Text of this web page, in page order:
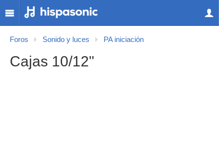
Foros Sonido y luces PA iniciación
Cajas 10/12"